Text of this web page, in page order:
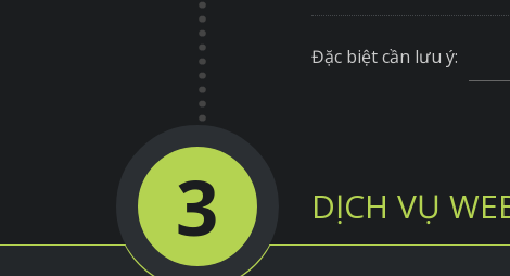
Đặc biệt cần lưu ý:
3 DỊCH VỤ